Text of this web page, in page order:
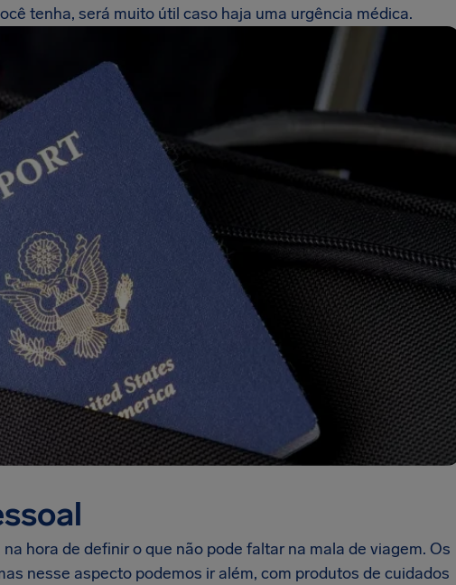
tenha, será muito útil caso haja uma urgência médica.
hora de definir o que não pode faltar na mala de viagem. Os
nesse aspecto podemos ir além, com produtos de cuidados